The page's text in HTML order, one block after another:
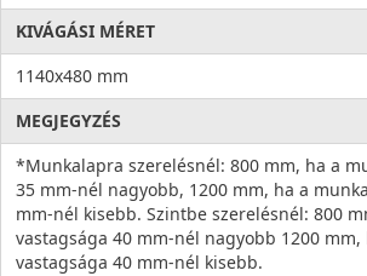
KIVÁGÁSI MÉRET
1140x480 mm
MEGJEGYZÉS
*Munkalapra szerelésnél: 800 mm, ha a
35 mm-nél nagyobb, 1200 mm, ha a
mm-nél kisebb. Szintbe szerelésnél: 800
vastagsága 40 mm-nél nagyobb 1200
vastagsága 40 mm-nél kisebb.